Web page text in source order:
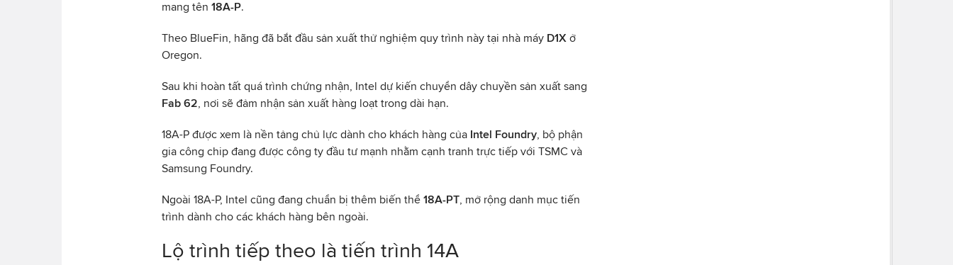
mang tên 18A-P.
Theo BlueFin, hãng đã bắt đầu sản xuất thử nghiệm quy trình này tại nhà máy D1X ở
Oregon.
Sau khi hoàn tất quá trình chứng nhận, Intel dự kiến chuyển dây chuyền sản xuất sang
Fab 62 , nơi sẽ đảm nhận sản xuất hàng loạt trong dài hạn.
18A-P được xem là nền tảng chủ lực dành cho khách hàng của Intel Foundry , bộ phận
gia công chip đang được công ty đầu tư mạnh nhằm cạnh tranh trực tiếp với TSMC và
Samsung Foundry.
Ngoài 18A-P, Intel cũng đang chuẩn bị thêm biến thể 18A-PT , mở rộng danh mục tiến
trình dành cho các khách hàng bên ngoài.
Lộ trình tiếp theo là tiến trình 14A